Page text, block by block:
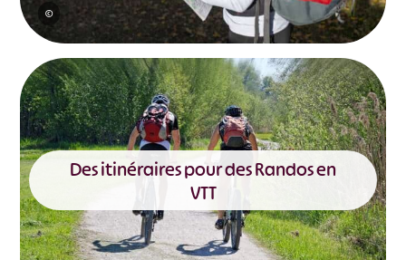
©
Des itinéraires pour des Randos en
VTT